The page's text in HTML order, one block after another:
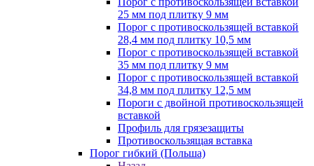
25 мм под плитку 9 мм
Порог с противоскользящей вставкой
28,4 мм под плитку 10,5 мм
Порог с противоскользящей вставкой
35 мм под плитку 9 мм
Порог с противоскользящей вставкой
34,8 мм под плитку 12,5 мм
Пороги с двойной противоскользящей
вставкой
Профиль для грязезащиты
Противоскользящая вставка
Порог гибкий (Польша)